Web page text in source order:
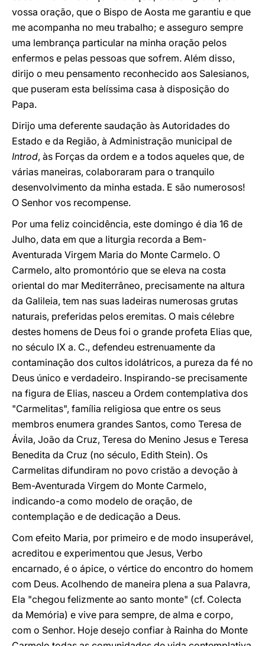
vossa oração, que o Bispo de Aosta me garantiu e que
me acompanha no meu trabalho; e asseguro sempre
uma lembrança particular na minha oração pelos
enfermos e pelas pessoas que sofrem. Além disso,
dirijo o meu pensamento reconhecido aos Salesianos,
que puseram esta belíssima casa à disposição do
Papa.
Dirijo uma deferente saudação às Autoridades do
Estado e da Região, à Administração municipal de
Introd, às Forças da ordem e a todos aqueles que, de
várias maneiras, colaboraram para o tranquilo
desenvolvimento da minha estada. E são numerosos!
O Senhor vos recompense.
Por uma feliz coincidência, este domingo é dia 16 de
Julho, data em que a liturgia recorda a Bem-
Aventurada Virgem Maria do Monte Carmelo. O
Carmelo, alto promontório que se eleva na costa
oriental do mar Mediterrâneo, precisamente na altura
da Galileia, tem nas suas ladeiras numerosas grutas
naturais, preferidas pelos eremitas. O mais célebre
destes homens de Deus foi o grande profeta Elias que,
no século IX a. C., defendeu estrenuamente da
contaminação dos cultos idolátricos, a pureza da fé no
Deus único e verdadeiro. Inspirando-se precisamente
na figura de Elias, nasceu a Ordem contemplativa dos
"Carmelitas", família religiosa que entre os seus
membros enumera grandes Santos, como Teresa de
Ávila, João da Cruz, Teresa do Menino Jesus e Teresa
Benedita da Cruz (no século, Edith Stein). Os
Carmelitas difundiram no povo cristão a devoção à
Bem-Aventurada Virgem do Monte Carmelo,
indicando-a como modelo de oração, de
contemplação e de dedicação a Deus.
Com efeito Maria, por primeiro e de modo insuperável,
acreditou e experimentou que Jesus, Verbo
encarnado, é o ápice, o vértice do encontro do homem
com Deus. Acolhendo de maneira plena a sua Palavra,
Ela "chegou felizmente ao santo monte" (cf. Colecta
da Memória) e vive para sempre, de alma e corpo,
com o Senhor. Hoje desejo confiar à Rainha do Monte